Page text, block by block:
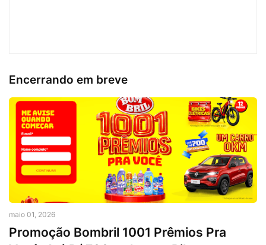
Encerrando em breve
maio 01, 2026
Promoção Bombril 1001 Prêmios Pra